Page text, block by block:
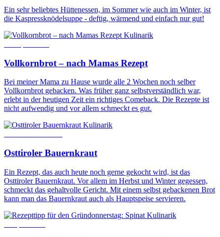
Ein sehr beliebtes Hüttenessen, im Sommer wie auch im Winter, ist
die Kaspressknödelsuppe - deftig, wärmend und einfach nur gut!
Kulinarik
Vollkornbrot – nach Mamas Rezept
Bei meiner Mama zu Hause wurde alle 2 Wochen noch selber
Vollkornbrot gebacken. Was früher ganz selbstverständlich war,
erlebt in der heutigen Zeit ein richtiges Comeback. Die Rezepte ist
nicht aufwendig und vor allem schmeckt es gut.
Kulinarik
Osttiroler Bauernkraut
Ein Rezept, das auch heute noch gerne gekocht wird, ist das
Osttiroler Bauernkraut. Vor allem im Herbst und Winter gegessen,
schmeckt das gehaltvolle Gericht. Mit einem selbst gebackenen Brot
kann man das Bauernkraut auch als Hauptspeise servieren.
Kulinarik